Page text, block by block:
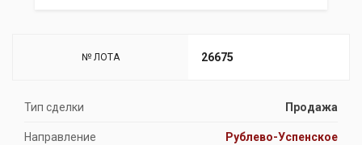
№ ЛОТА 26675
Тип сделки Продажа
Направление Рублево-Успенское